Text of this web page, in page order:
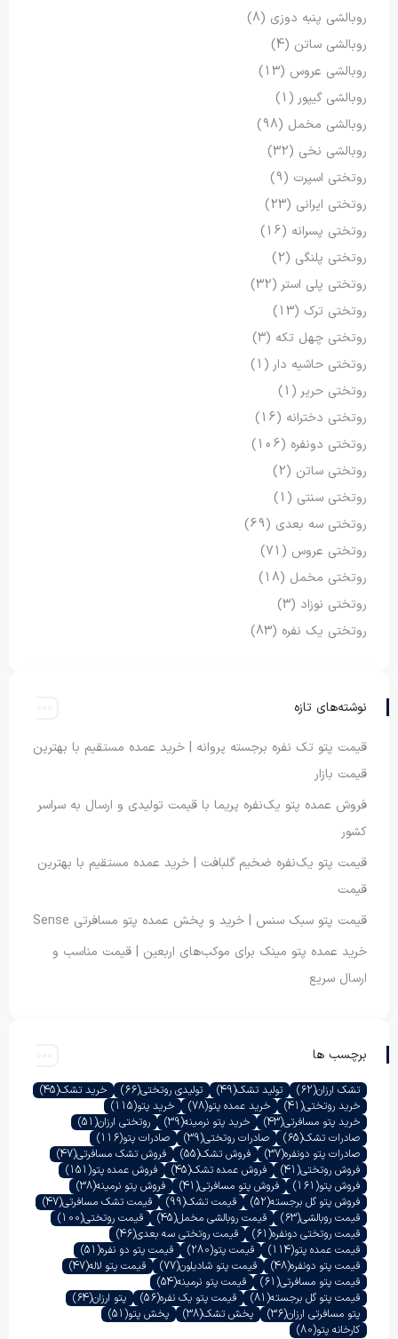
روبالشی پنبه دوزی (8)
روبالشی ساتن (4)
روبالشی عروس (13)
روبالشی گیپور (1)
روبالشی مخمل (98)
روبالشی نخی (32)
روتختی اسپرت (9)
روتختی ایرانی (23)
روتختی پسرانه (16)
روتختی پلنگی (2)
روتختی پلی استر (32)
روتختی ترک (13)
روتختی چهل تکه (3)
روتختی حاشیه دار (1)
روتختی حریر (1)
روتختی دخترانه (16)
روتختی دونفره (106)
روتختی ساتن (2)
روتختی سنتی (1)
روتختی سه بعدی (69)
روتختی عروس (71)
روتختی مخمل (18)
روتختی نوزاد (3)
روتختی یک نفره (83)
نوشته‌های تازه
قیمت پتو تک نفره برجسته پروانه | خرید عمده مستقیم با بهترین
قیمت بازار
فروش عمده پتو یک‌نفره پریما با قیمت تولیدی و ارسال به سراسر
کشور
قیمت پتو یک‌نفره ضخیم گلبافت | خرید عمده مستقیم با بهترین
قیمت
قیمت پتو سبک سنس | خرید و پخش عمده پتو مسافرتی Sense
خرید عمده پتو مینک برای موکب‌های اربعین | قیمت مناسب و
ارسال سریع
برچسب ها
تشک ارزان(62) تولید تشک(49) تولیدی روتختی(66) خرید تشک(45)
خرید روتختی(41) خرید عمده پتو(78) خرید پتو(115)
خرید پتو مسافرتی(43) خرید پتو نرمینه(39) روتختی ارزان(51)
صادرات تشک(65) صادرات روتختی(39) صادرات پتو(116)
صادرات پتو دونفره(37) فروش تشک(55) فروش تشک مسافرتی(47)
فروش روتختی(41) فروش عمده تشک(45) فروش عمده پتو(151)
فروش پتو(161) فروش پتو مسافرتی(41) فروش پتو نرمینه(38)
فروش پتو گل برجسته(52) قیمت تشک(99) قیمت تشک مسافرتی(47)
قیمت روبالشی(63) قیمت روبالشی مخمل(45) قیمت روتختی(100)
قیمت روتختی دونفره(61) قیمت روتختی سه بعدی(46)
قیمت عمده پتو(114) قیمت پتو(280) قیمت پتو دو نفره(51)
قیمت پتو دونفره(48) قیمت پتو شادیلون(77) قیمت پتو لاله(47)
قیمت پتو مسافرتی(61) قیمت پتو نرمینه(54)
قیمت پتو گل برجسته(81) قیمت پتو یک نفره(56) پتو ارزان(64)
پتو مسافرتی ارزان(36) پخش تشک(38) پخش پتو(51)
کارخانه پتو(80)